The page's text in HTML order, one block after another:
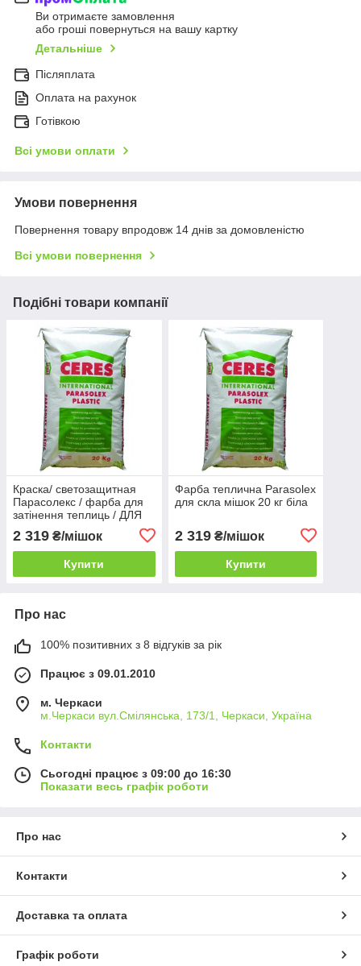
Ви отримаєте замовлення
або гроші повернуться на вашу картку
Детальніше
Післяплата
Оплата на рахунок
Готівкою
Всі умови оплати
Умови повернення
Повернення товару впродовж 14 днів за домовленістю
Всі умови повернення
Подібні товари компанії
Краска/ светозащитная
Парасолекс / фарба для
затінення теплиць / ДЛЯ
Parasolex), 20кг
2 319 ₴/мішок
Купити
Фарба теплична Parasolex
для скла мішок 20 кг біла
2 319₴/мішок
Купити
Про нас
100% позитивних з 8 відгуків за рік
Працює з 09.01.2010
м. Черкаси
м.Черкаси вул.Смілянська, 173/1, Черкаси, Україна
Контакти
Сьогодні працює з 09:00 до 16:30
Показати весь графік роботи
Про нас
Контакти
Доставка та оплата
Графік роботи